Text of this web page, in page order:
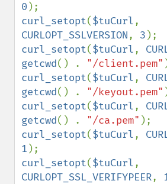
0
curl_setopt($tuCurl
CURLOPT_SSLVERSION, 3
curl_setopt($tuCurl,
getcwd() . "/client.pem"
curl_setopt($tuCurl,
getcwd() . "/keyout.pem"
curl_setopt($tuCurl,
getcwd() . "/ca.pem"
curl_setopt($tuCurl,
1
curl_setopt($tuCurl
CURLOPT_SSL_VERIFYPEER,